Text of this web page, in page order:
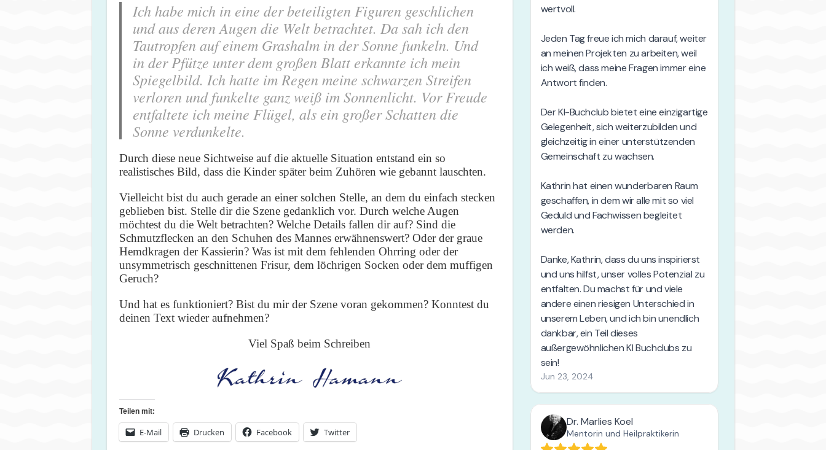
Ich habe mich in eine der beteiligten Figuren geschlichen
und aus deren Augen die Welt betrachtet. Da sah ich den
Tautropfen auf einem Grashalm in der Sonne funkeln. Und
in der Pfütze unter dem großen Blatt erkannte ich mein
Spiegelbild. Ich hatte im Regen meine schwarzen Streifen
verloren und funkelte ganz weiß im Sonnenlicht. Vor Freude
entfaltete ich meine Flügel, als ein großer Schatten die
Sonne verdunkelte.
Durch diese neue Sichtweise auf die aktuelle Situation entstand ein so
realistisches Bild, dass die Kinder später beim Zuhören wie gebannt lauschten.
Vielleicht bist du auch gerade an einer solchen Stelle, an dem du einfach stecken
geblieben bist. Stelle dir die Szene gedanklich vor. Durch welche Augen
möchtest du die Welt betrachten? Welche Details fallen dir auf? Sind die
Schmutzflecken an den Schuhen des Mannes erwähnenswert? Oder der graue
Hemdkragen der Kassierin? Was ist mit dem fehlenden Ohrring oder der
unsymmetrisch geschnittenen Frisur, dem löchrigen Socken oder dem muffigen
Geruch?
Und hat es funktioniert? Bist du mir der Szene voran gekommen? Konntest du
deinen Text wieder aufnehmen?
Viel Spaß beim Schreiben
Teilen mit:
E-Mail Drucken Facebook Twitter